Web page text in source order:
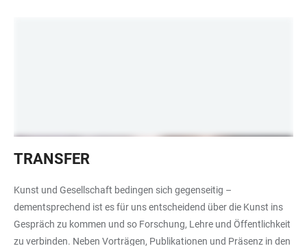
TRANSFER
Kunst und Gesellschaft bedingen sich gegenseitig –
dementsprechend ist es für uns entscheidend über die Kunst ins
Gespräch zu kommen und so Forschung, Lehre und Öffentlichkeit
zu verbinden. Neben Vorträgen, Publikationen und Präsenz in den